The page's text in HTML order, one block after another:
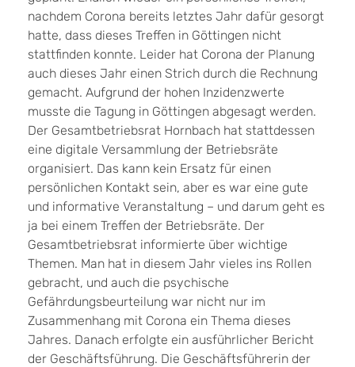
nachdem Corona bereits letztes Jahr dafür gesorgt
hatte, dass dieses Treffen in Göttingen nicht
stattfinden konnte. Leider hat Corona der Planung
auch dieses Jahr einen Strich durch die Rechnung
gemacht. Aufgrund der hohen Inzidenzwerte
musste die Tagung in Göttingen abgesagt werden.
Der Gesamtbetriebsrat Hornbach hat stattdessen
eine digitale Versammlung der Betriebsräte
organisiert. Das kann kein Ersatz für einen
persönlichen Kontakt sein, aber es war eine gute
und informative Veranstaltung – und darum geht es
ja bei einem Treffen der Betriebsräte. Der
Gesamtbetriebsrat informierte über wichtige
Themen. Man hat in diesem Jahr vieles ins Rollen
gebracht, und auch die psychische
Gefährdungsbeurteilung war nicht nur im
Zusammenhang mit Corona ein Thema dieses
Jahres. Danach erfolgte ein ausführlicher Bericht
der Geschäftsführung. Die Geschäftsführerin der